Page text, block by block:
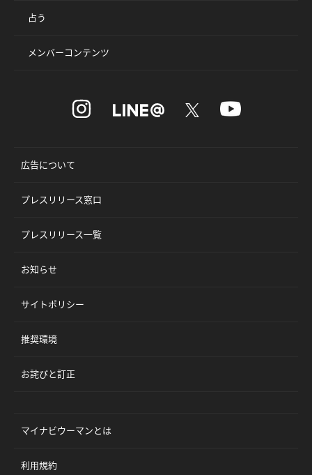
占う
メンバーコンテンツ
広告について
プレスリリース窓口
プレスリリース一覧
お知らせ
サイトポリシー
推奨環境
お詫びと訂正
マイナビウーマンとは
利用規約